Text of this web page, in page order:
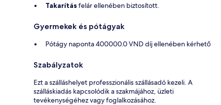
Takarításfelár ellenében biztosított.
Gyermekek és pótágyak
Pótágy naponta 400000.0 VND díj ellenében kérhető
Szabályzatok
Ezt a szálláshelyet professzionális szállásadó kezeli. A
szálláskiadás kapcsolódik a szakmájához, üzleti
tevékenységéhez vagy foglalkozásához.